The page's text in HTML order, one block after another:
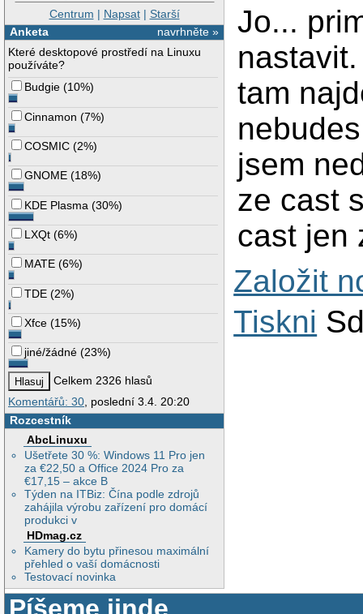
Centrum | Napsat| Starší
navrhněte »
Anketa
Které desktopové prostředí na Linuxu
používáte?
Budgie (10%)
Cinnamon (7%)
COSMIC (2%)
GNOME (18%)
KDE Plasma (30%)
LXQt (6%)
MATE (6%)
TDE (2%)
Xfce (15%)
jiné/žádné (23%)
Celkem 2326 hlasů
Komentářů: 30 , poslední 3.4. 20:20
Rozcestník
AbcLinuxu
Ušetřete 30 %: Windows 11 Pro jen
za €22,50 a Office 2024 Pro za
€17,15 – akce B
Týden na ITBiz: Čína podle zdrojů
zahájila výrobu zařízení pro domácí
produkci v
HDmag.cz
Kamery do bytu přinesou maximální
přehled o vaší domácnosti
Testovací novinka
Jo...
tam
jsem
ze cast
cast jen
Založit
Tiskni